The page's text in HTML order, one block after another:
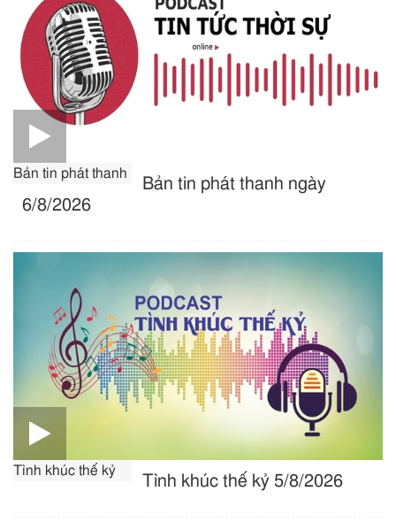
Bản tin phát thanh
Bản tin phát thanh ngày
6/8/2026
Tình khúc thế kỷ
Tình khúc thế kỷ 5/8/2026